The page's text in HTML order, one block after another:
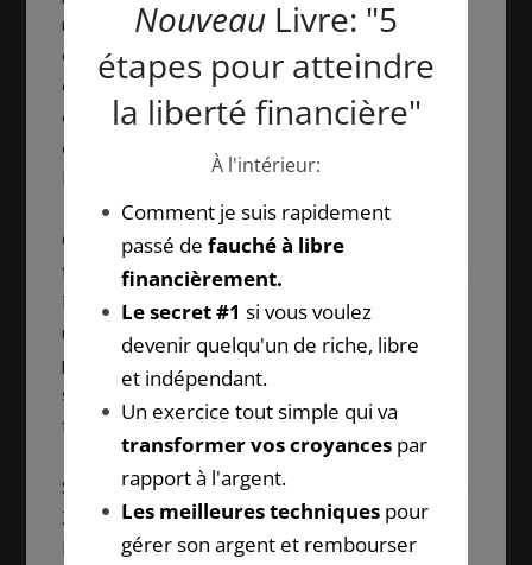
riches ne travaillent pas pour l’argent. Un bon
entrepreneur ne compte ni ses heures, ni ses
efforts pour mettre en place sa future machine à
cash. Au début, vous devrez travailler bien
davantage qu’un salarié sans rien recevoir dans
l’immédiat.
C’est le prix indispensable pour votre liberté
future. Gardez à l’esprit que chaque heure que vous
investissez aujourd’hui vous sera largement payée
une fois que vous aurez réussi. Mettez d’autant
plus d’ardeur à ce que vous faites, car votre
sacrifice présent est le garant de votre bonheur
futur.
Souvenez-vous que Steve Jobs, Bill Gates ou Mark
Zuckerberg ont travaillé d’arrache-pied durant
leurs premières années, mais qu’ils jouissent